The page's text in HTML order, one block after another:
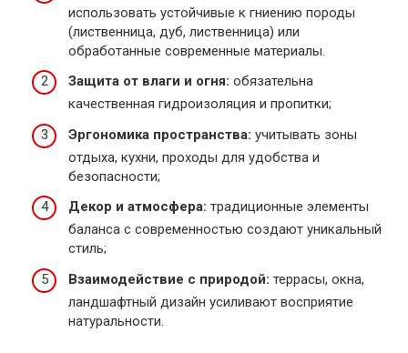
использовать устойчивые к гниению породы
(лиственница, дуб, лиственница) или
обработанные современные материалы.
Защита от влаги и огня: обязательна
качественная гидроизоляция и пропитки;
Эргономика пространства: учитывать зоны
отдыха, кухни, проходы для удобства и
безопасности;
Декор и атмосфера: традиционные элементы
баланса с современностью создают уникальный
стиль;
Взаимодействие с природой: террасы, окна,
ландшафтный дизайн усиливают восприятие
натуральности.